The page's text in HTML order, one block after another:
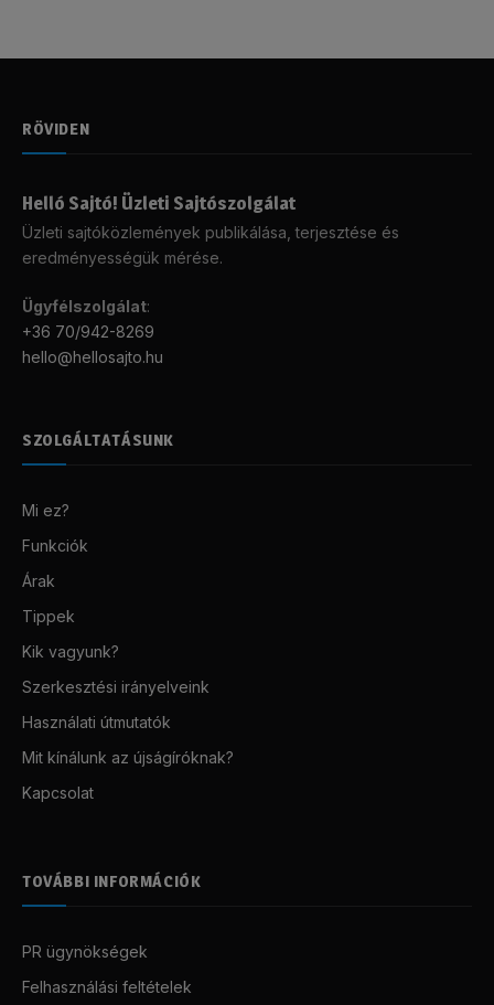
RÖVIDEN
Helló Sajtó! Üzleti Sajtószolgálat
Üzleti sajtóközlemények publikálása, terjesztése és
eredményességük mérése.
Ügyfélszolgálat:
+36 70/942-8269
hello@hellosajto.hu
SZOLGÁLTATÁSUNK
Mi ez?
Funkciók
Árak
Tippek
Kik vagyunk?
Szerkesztési irányelveink
Használati útmutatók
Mit kínálunk az újságíróknak?
Kapcsolat
TOVÁBBI INFORMÁCIÓK
PR ügynökségek
Felhasználási feltételek